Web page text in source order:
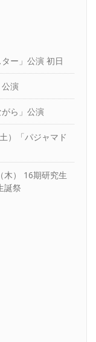
ー」公演 初日
演
ら」公演
）「パジャマド
木） 16期研究生
誕祭